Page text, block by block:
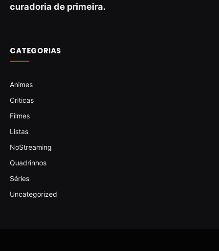
curadoria de primeira.
CATEGORIAS
Animes
Criticas
Filmes
Listas
NoStreaming
Quadrinhos
Séries
Uncategorized